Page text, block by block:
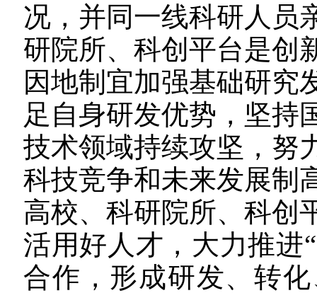
况，并同一线科研人员
研院所、科创平台是创
因地制宜加强基础研究
足自身研发优势，坚持
技术领域持续攻坚，努
科技竞争和未来发展制
高校、科研院所、科创
活用好人才，大力推进
合作，形成研发、转